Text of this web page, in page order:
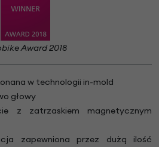
Award 2018
w technologii in-mold
głowy
z zatrzaskiem magnetycznym
zapewniona przez dużą ilość